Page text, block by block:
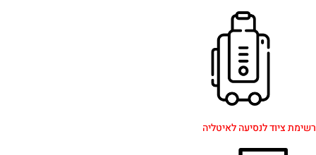
לנסיעה לאיטליה